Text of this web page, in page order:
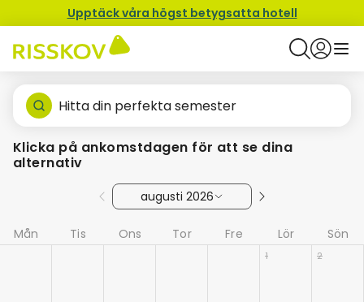
Upptäck våra högst betygsatta hotell
Hitta din perfekta semester
Klicka på ankomstdagen för att se dina
alternativ
augusti 2026
Mån Tis Ons Tor Fre Lör Sön
1 2